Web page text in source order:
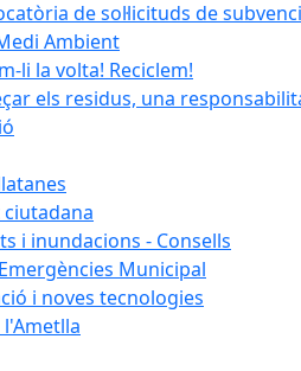
de sol·licituds de
Ambient
li la volta! Reciclem!
els residus, una
i inundacions - Consells
Municipal
i noves tecnologies
l'Ametlla